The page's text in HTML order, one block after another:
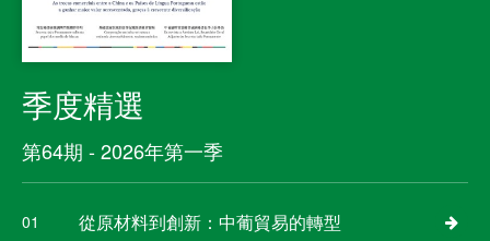
季度精選
第64期 - 2026年第一季
01 從原材料到創新：中葡貿易的轉型